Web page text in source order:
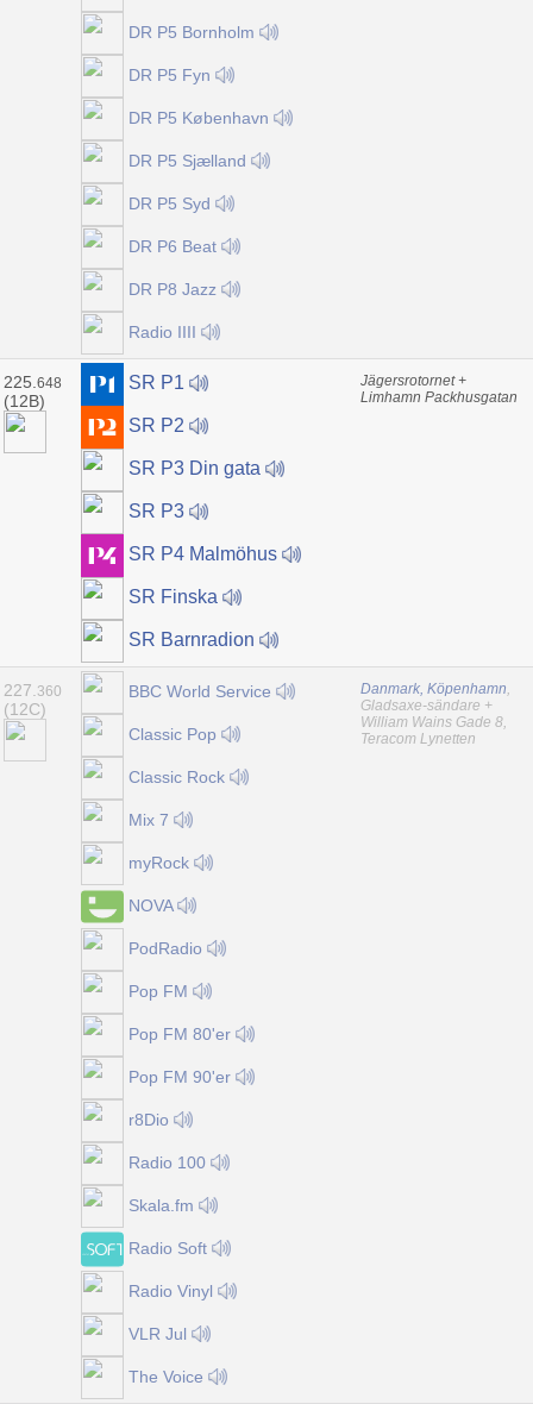
DR P5 Bornholm
DR P5 Fyn
DR P5 København
DR P5 Sjælland
DR P5 Syd
DR P6 Beat
DR P8 Jazz
Radio IIII
225. 648
(12B)
SR P1
SR P2
SR P3 Din gata
SR P3
SR P4 Malmöhus
SR Finska
SR Barnradion
Jägersrotornet +
Limhamn Packhusgatan
227. 360
(12C)
BBC World Service
Classic Pop
Classic Rock
Mix 7
myRock
NOVA
PodRadio
Pop FM
Pop FM 80'er
Pop FM 90'er
r8Dio
Radio 100
Skala.fm
Radio Soft
Radio Vinyl
VLR Jul
The Voice
Danmark, Köpenhamn,
Gladsaxe-sändare +
William Wains Gade 8,
Teracom Lynetten